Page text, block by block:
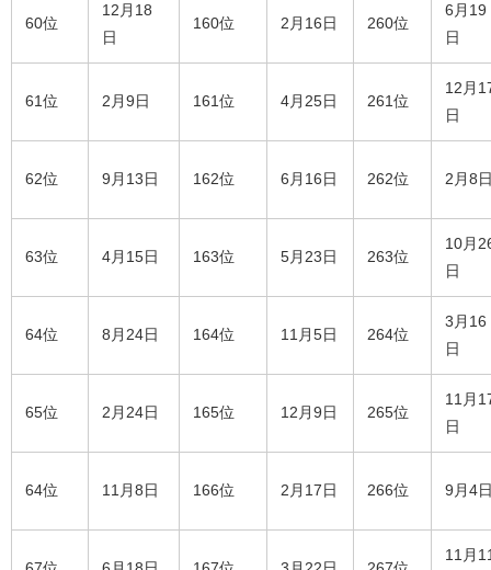
60位
12月18
日
160位 2月16日 260位
6月19
日
61位 2月9日 161位 4月25日 261位
12月
日
62位 9月13日 162位 6月16日 262位 2月8
63位 4月15日 163位 5月23日 263位
10月
日
64位 8月24日 164位 11月5日 264位
3月16
日
65位 2月24日 165位 12月9日 265位
11月
日
64位 11月8日 166位 2月17日 266位 9月4
11月